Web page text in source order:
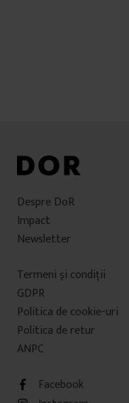
Despre DoR
Impact
Newsletter
Termeni şi condiţii
GDPR
Politica de cookie-uri
Politica de retur
ANPC
Facebook